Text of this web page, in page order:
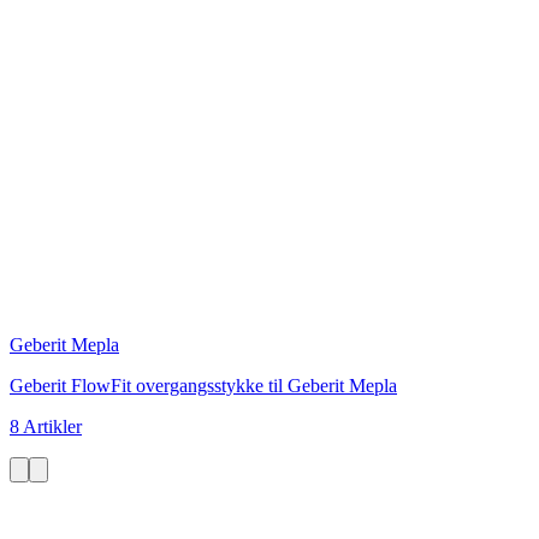
Geberit Mepla
Geberit FlowFit overgangsstykke til Geberit Mepla
8 Artikler